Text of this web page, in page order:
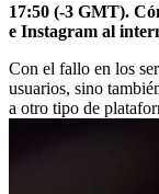
17:50 (-3 GMT).
e Instagram al
Con el fallo en los
usuarios, sino
a otro tipo de